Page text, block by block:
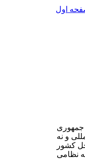
اول
جمهوری
و نه
کشور
نظامی